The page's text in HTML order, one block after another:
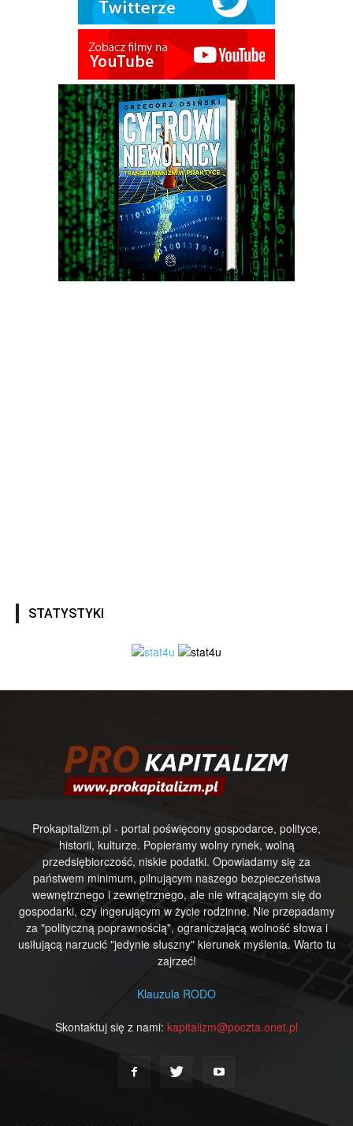
STATYSTYKI
Prokapitalizm.pl - portal poświęcony gospodarce, polityce,
historii, kulturze. Popieramy wolny rynek, wolną
przedsiębiorczość, niskie podatki. Opowiadamy się za
państwem minimum, pilnującym naszego bezpieczeństwa
wewnętrznego i zewnętrznego, ale nie wtrącającym się do
gospodarki, czy ingerującym w życie rodzinne. Nie przepadamy
za "polityczną poprawnością", ograniczającą wolność słowa i
usiłującą narzucić "jedynie słuszny" kierunek myślenia. Warto tu
zajrzeć!
Klauzula RODO
Skontaktuj się z nami: kapitalizm@poczta.onet.pl